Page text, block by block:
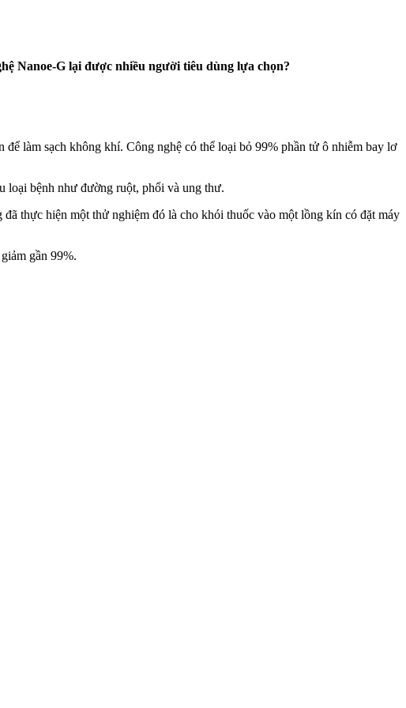
Nanoe-G lại được nhiều người tiêu dùng lựa chọn?
làm sạch không khí. Công nghệ có thể loại bỏ 99% phần tử ô nhiễm bay lơ
loại bệnh như đường ruột, phổi và ung thư.
thực hiện một thử nghiệm đó là cho khói thuốc vào một lồng kín có đặt máy
gần 99%.